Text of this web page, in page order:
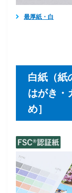
最厚紙・白
白紙（紙
はがき・
め］